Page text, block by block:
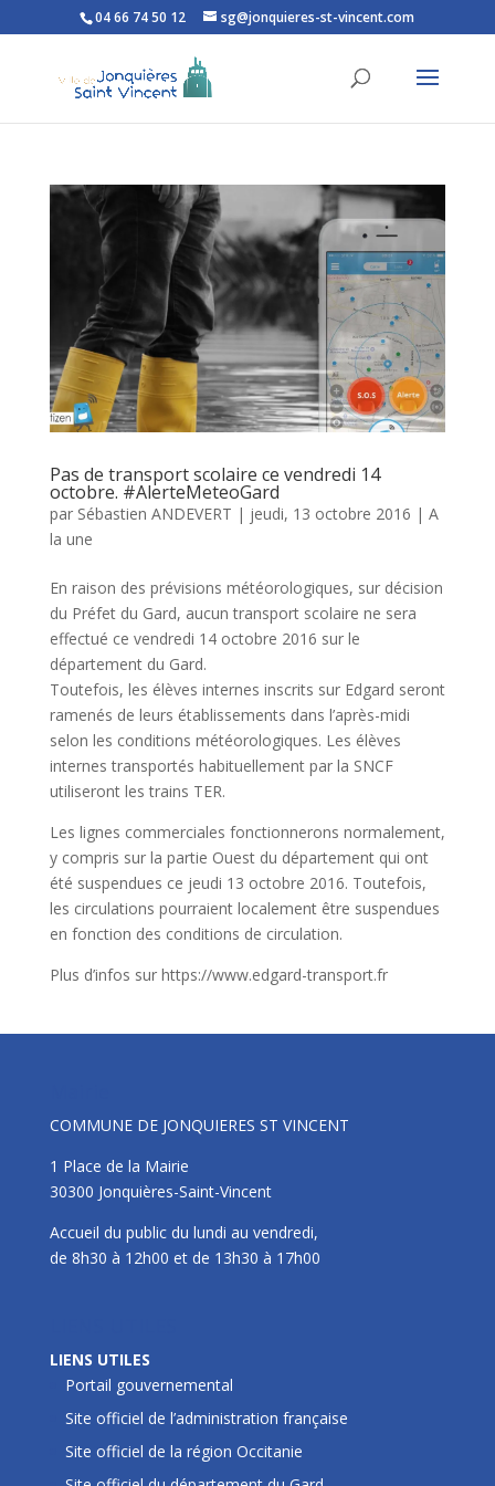
Ouvrir la barre d’outils
04 66 74 50 12 sg@jonquieres-st-vincent.com
Pas de transport scolaire ce vendredi 14
octobre. #AlerteMeteoGard
par Sébastien ANDEVERT | jeudi, 13 octobre 2016 | A
la une
En raison des prévisions météorologiques, sur décision
du Préfet du Gard, aucun transport scolaire ne sera
effectué ce vendredi 14 octobre 2016 sur le
département du Gard.
Toutefois, les élèves internes inscrits sur Edgard seront
ramenés de leurs établissements dans l’après-midi
selon les conditions météorologiques. Les élèves
internes transportés habituellement par la SNCF
utiliseront les trains TER.
Les lignes commerciales fonctionnerons normalement,
y compris sur la partie Ouest du département qui ont
été suspendues ce jeudi 13 octobre 2016. Toutefois,
les circulations pourraient localement être suspendues
en fonction des conditions de circulation.
Plus d’infos sur https://www.edgard-transport.fr
COMMUNE DE JONQUIERES ST VINCENT
1 Place de la Mairie
30300 Jonquières-Saint-Vincent
Accueil du public du lundi au vendredi,
de 8h30 à 12h00 et de 13h30 à 17h00
LIENS UTILES
Portail gouvernemental
Site officiel de l’administration française
Site officiel de la région Occitanie